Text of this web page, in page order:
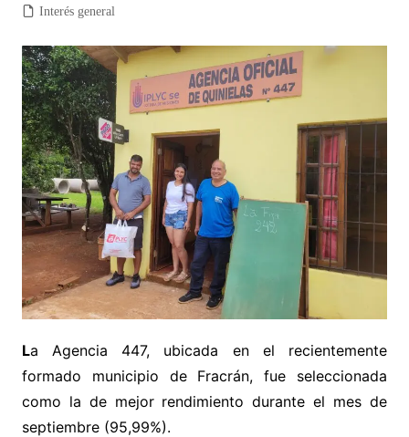
Interés general
La Agencia 447, ubicada en el recientemente
formado municipio de Fracrán, fue seleccionada
como la de mejor rendimiento durante el mes de
septiembre (95,99%).